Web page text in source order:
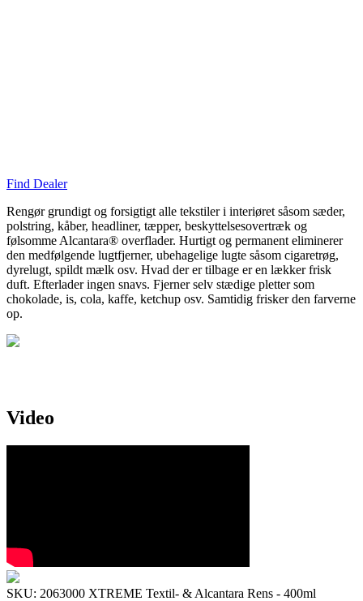
Find Dealer
Rengør grundigt og forsigtigt alle tekstiler i interiøret såsom sæder,
polstring, kåber, headliner, tæpper, beskyttelsesovertræk og
følsomme Alcantara® overflader. Hurtigt og permanent eliminerer
den medfølgende lugtfjerner, ubehagelige lugte såsom cigaretrøg,
dyrelugt, spildt mælk osv. Hvad der er tilbage er en lækker frisk
duft. Efterlader ingen snavs. Fjerner selv stædige pletter som
chokolade, is, cola, kaffe, ketchup osv. Samtidig frisker den farverne
op.
Video
SKU: 2063000 XTREME Textil- & Alcantara Rens - 400ml